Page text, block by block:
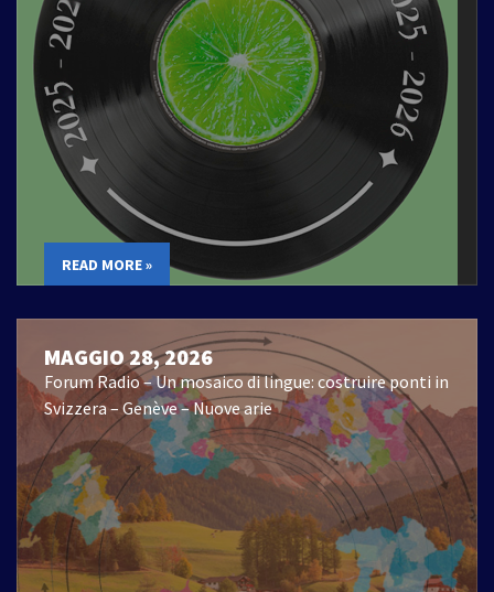
READ MORE »
MAGGIO 28, 2026
Forum Radio – Un mosaico di lingue: costruire ponti in
Svizzera – Genève – Nuove arie